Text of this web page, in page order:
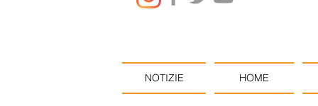
NOTIZIE HOME